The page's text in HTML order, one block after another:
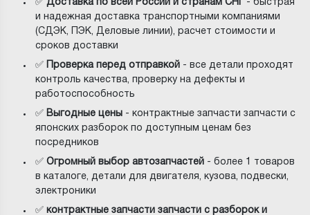
✅Доставка по всей России и странам СНГ
- быстрая
и надежная доставка транспортными компаниями
(СДЭК, ПЭК, Деловые линии), расчет стоимости и
сроков доставки
✅ Проверка перед отправкой - все детали проходят
контроль качества, проверку на дефекты и
работоспособность
✅ Выгодные цены - контрактные запчасти запчасти с
японских разборок по доступным ценам без
посредников
✅Огромный выбор автозапчастей - более 1 товаров
в каталоге, детали для двигателя, кузова, подвески,
электроники
✅ контрактные запчасти запчасти с разборок и